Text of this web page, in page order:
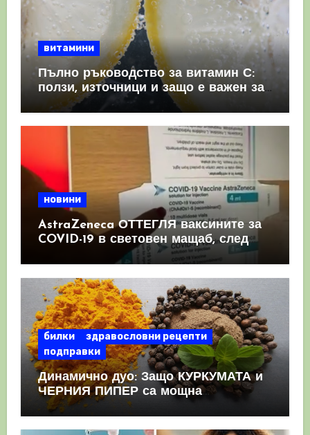
витамини
Пълно ръководство за витамин С:
ползи, източници и защо е важен за
имунната система
новини
AstraZeneca ОТТЕГЛЯ ваксините за
COVID-19 в световен мащаб, след
като призна, че те причиняват
билки
здравословни рецепти
подправки
Динамично дуо: Защо КУРКУМАТА и
ЧЕРНИЯ ПИПЕР са мощна
комбинация